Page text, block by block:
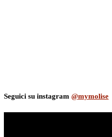
Seguici su instagram @mymolise